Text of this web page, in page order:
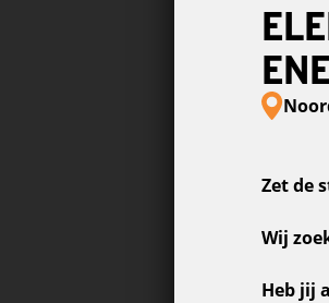
Zet de
Wij
Heb jij